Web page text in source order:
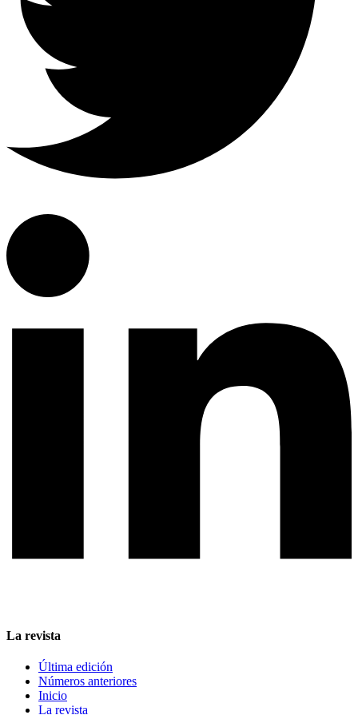
La revista
Última edición
Números anteriores
Inicio
La revista